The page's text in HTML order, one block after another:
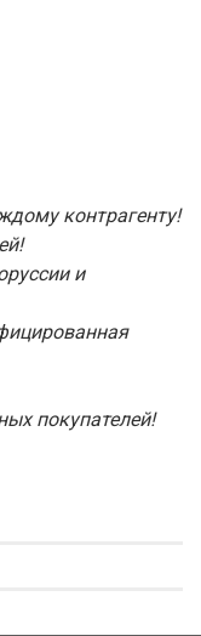
контрагенту!
и
покупателей!